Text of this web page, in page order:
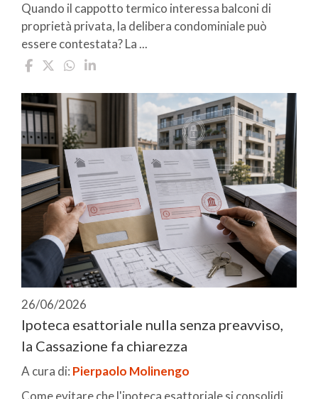
Quando il cappotto termico interessa balconi di
proprietà privata, la delibera condominiale può
essere contestata? La ...
26/06/2026
Ipoteca esattoriale nulla senza preavviso,
la Cassazione fa chiarezza
A cura di: Pierpaolo Molinengo
Come evitare che l'ipoteca esattoriale si consolidi